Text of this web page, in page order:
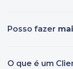
Posso fazer
O que é um